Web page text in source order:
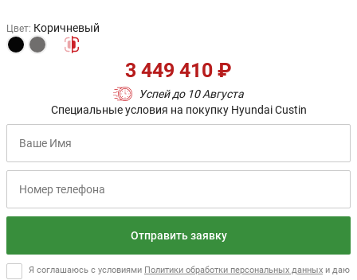
Цвет: Коричневый
Успей до 10 Августа
3 449 410 ₽
Специальные условия на покупку Hyundai Custin
Отправить заявку
Я соглашаюсь с условиями Политики обработки персональных данных и даю